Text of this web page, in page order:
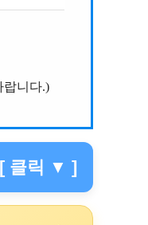
랍니다.)
[ 클릭 ▼ ]